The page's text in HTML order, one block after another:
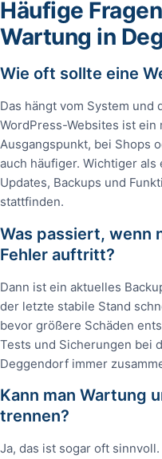
Häufige
Wartung in
Wie oft sollte eine
Das hängt vom System und
WordPress-Websites ist
Ausgangspunkt, bei Shops
auch häufiger. Wichtiger als
Updates, Backups und
stattfinden.
Was passiert, wenn
Fehler auftritt?
Dann ist ein aktuelles
der letzte stabile Stand
bevor größere Schäden
Tests und Sicherungen bei
Deggendorf immer
Kann man Wartung
trennen?
Ja, das ist sogar oft